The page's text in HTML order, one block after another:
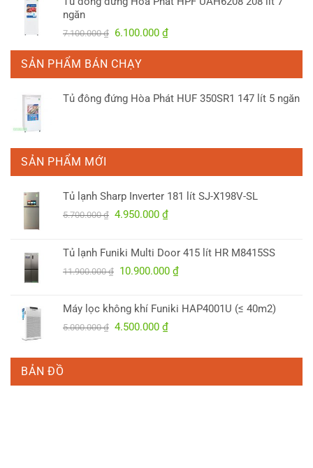
là:
tại
3.750.000 ₫.
ngăn
7.100.000₫ Giá
là:
7.100.000 ₫.
6.100.000 ₫Giá
là:
SẢN PHẨM BÁN CHẠY
Tủ đông đứng Hòa Phát HUF 350SR1 147 lít 5 ngăn
SẢN PHẨM MỚI
Tủ lạnh Sharp Inverter 181 lít SJ-X198V-SL
5.700.000₫ Giá
5.700.000 ₫.
4.950.000 ₫Giá
là:
4.950.000 ₫.
Tủ lạnh Funiki Multi Door 415 lít HR M8415SS
11.900.000₫ Giá
11.900.000 ₫.
10.900.000 ₫Giá
là:
Máy lọc không khí Funiki HAP4001U (≤ 40m2)
5.000.000₫ Giá
là:
4.500.000 ₫Giá
tại
4.500.000 ₫.
BẢN ĐỒ